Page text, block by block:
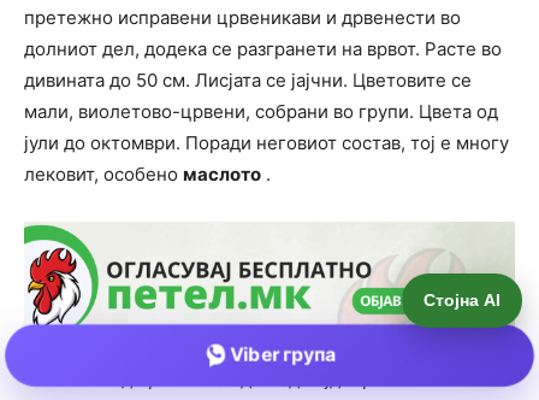
Стојна AI
Viber група